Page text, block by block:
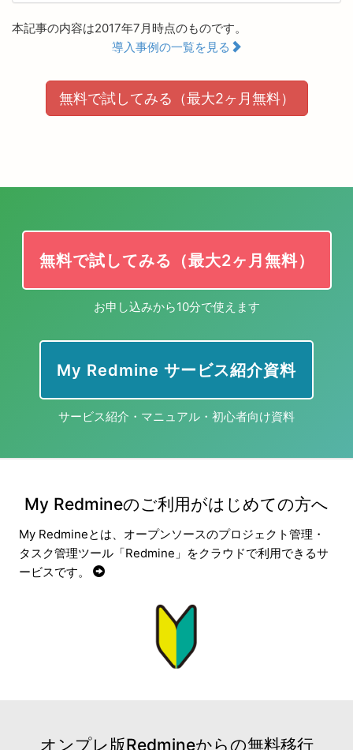
本記事の内容は2017年7月時点のものです。
導入事例の一覧を見る
無料で試してみる（最大2ヶ月無料）
無料で試してみる（最大2ヶ月無料）
お申し込みから10分で使えます
My Redmine サービス紹介資料
サービス紹介・マニュアル・初心者向け資料
My Redmineのご利用がはじめての方へ
My Redmineとは、オープンソースのプロジェクト管理・
タスク管理ツール「Redmine」をクラウドで利用できるサ
ービスです。
オンプレ版Redmineからの無料移行